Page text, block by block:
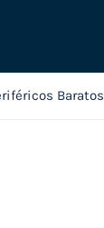
Baratos